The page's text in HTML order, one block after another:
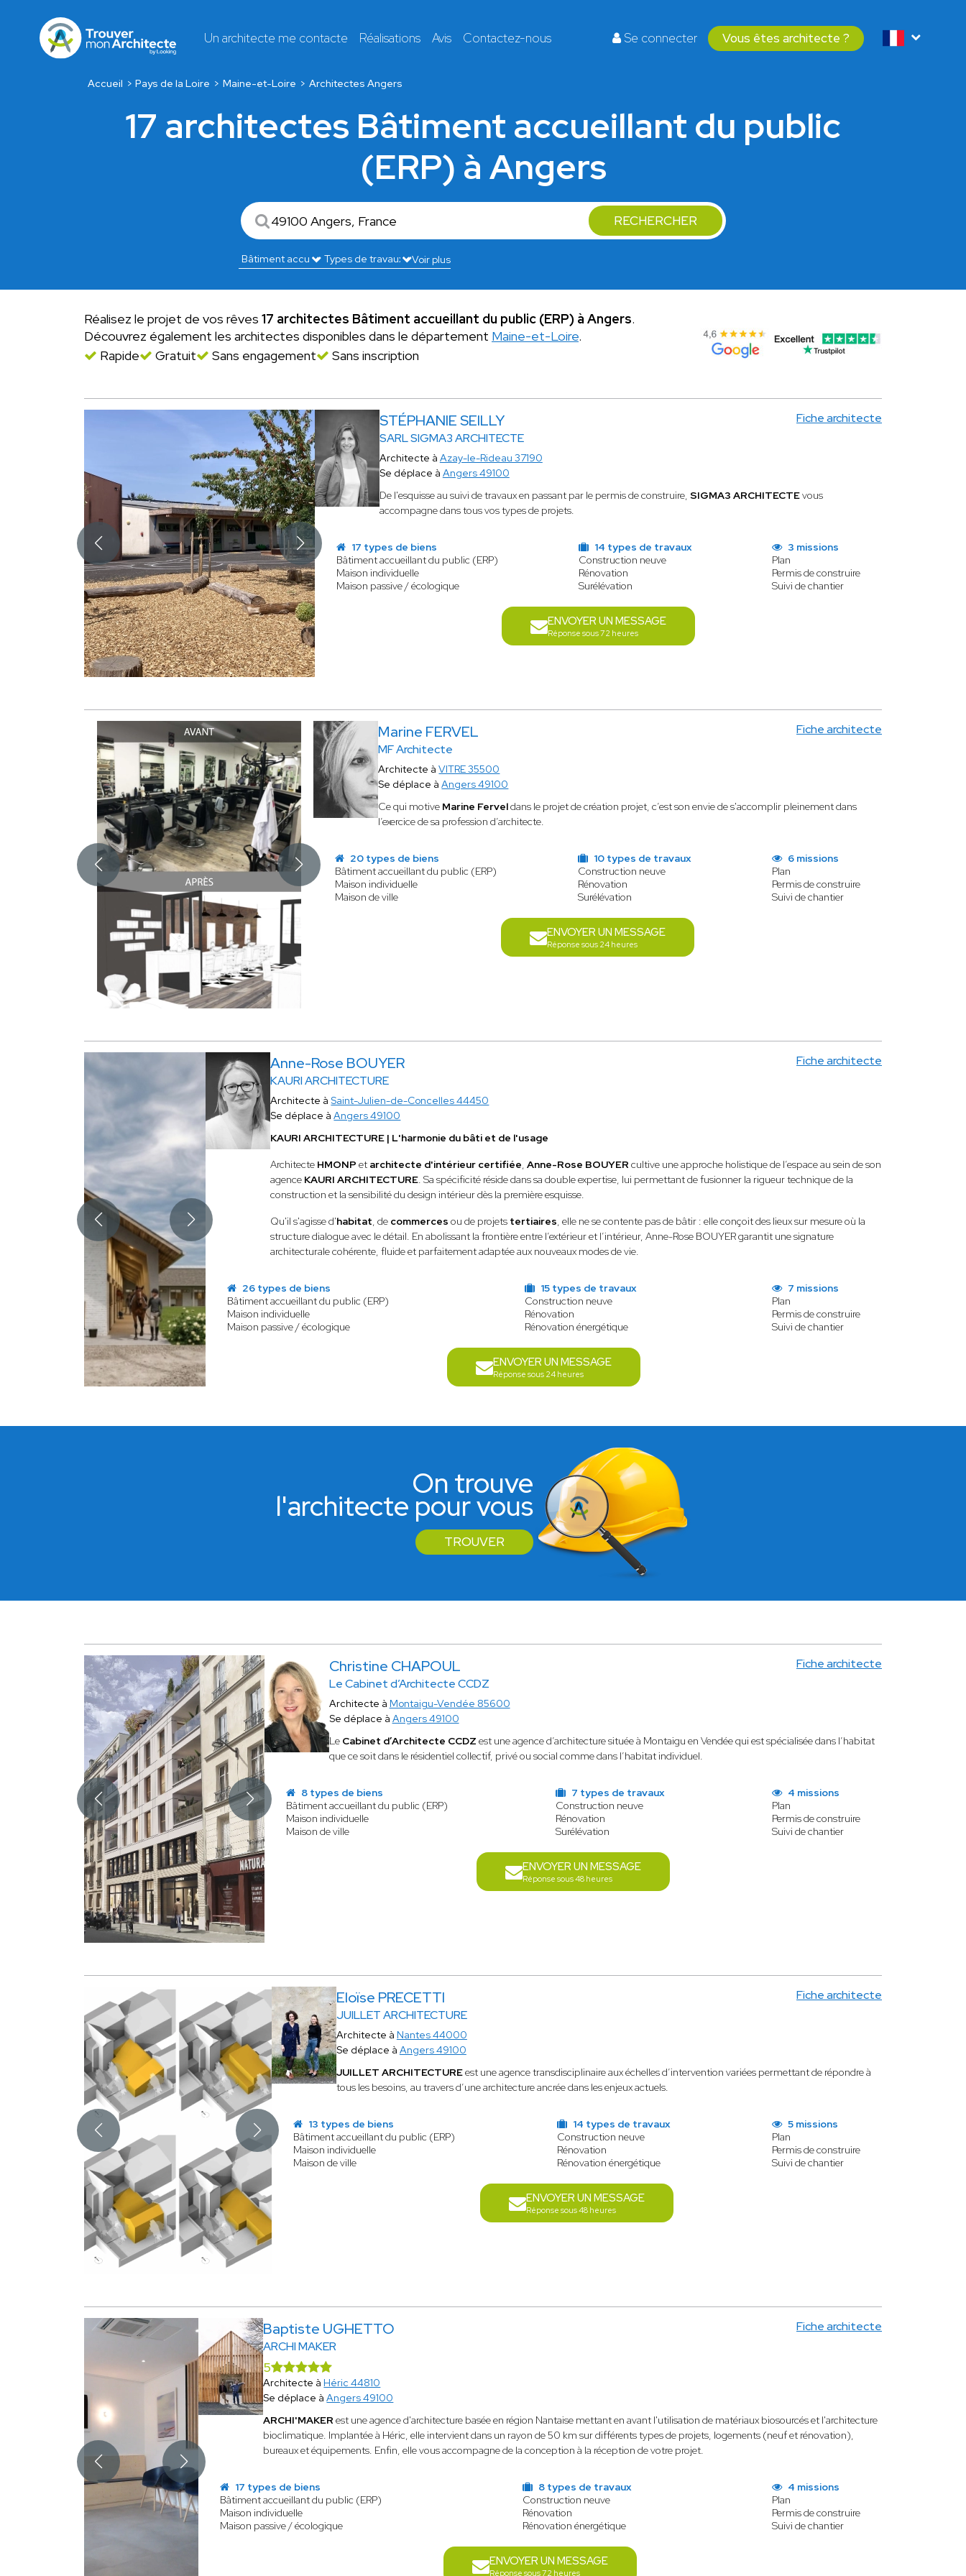
Un architecte me contacte Réalisations Avis Contactez-nous Se connecter Vous êtes architecte ?
Accueil Pays de la Loire Maine-et-Loire Architectes Angers
17 architectes Bâtiment accueillant du public
(ERP) à Angers
RECHERCHER
Voir plus
Réalisez le projet de vos rêves 17 architectes Bâtiment accueillant du public (ERP) à Angers.
Découvrez également les architectes disponibles dans le département Maine-et-Loire.
Rapide
Gratuit Sans engagement Sans inscription
STÉPHANIE SEILLY
SARL SIGMA3 ARCHITECTE
Fiche architecte
Architecte à Azay-le-Rideau 37190
Se déplace à Angers 49100
De l'esquisse au suivi de travaux en passant par le permis de construire, SIGMA3 ARCHITECTEvous
accompagne dans tous vos types de projets.
17 types de biens
Bâtiment accueillant du public (ERP)
Maison individuelle
Maison passive / écologique
14 types de travaux
Construction neuve
Rénovation
Surélévation
3 missions
Plan
Permis de construire
Suivi de chantier
ENVOYER UN MESSAGE
Réponse sous 72 heures
Marine FERVEL
MF Architecte
Fiche architecte
Architecte àVITRE 35500
Se déplace àAngers 49100
Ce qui motive Marine Ferveldans le projet de création projet, c’est son envie de s'accomplir pleinement dans
l’exercice de sa profession d’architecte.
20 types de biens
Bâtiment accueillant du public (ERP)
Maison individuelle
Maison de ville
10 types de travaux
Construction neuve
Rénovation
Surélévation
6 missions
Plan
Permis de construire
Suivi de chantier
ENVOYER UN MESSAGE
Réponse sous 24 heures
Anne-Rose BOUYER
KAURI ARCHITECTURE
Fiche architecte
Architecte àSaint-Julien-de-Concelles 44450
Se déplace àAngers 49100
KAURI ARCHITECTURE | L'harmonie du bâti et de l'usage
Architecte HMONP et architecte d'intérieur certifiée,Anne-Rose BOUYER cultive une approche holistique de l’espace au sein de son
agence KAURI ARCHITECTURE. Sa spécificité réside dans sa double expertise, lui permettant de fusionner la rigueur technique de la
construction et la sensibilité du design intérieur dès la première esquisse.
Qu'il s'agisse d'habitat, de commerces ou de projets tertiaires, elle ne se contente pas de bâtir : elle conçoit des lieux sur mesure où la
structure dialogue avec le détail. En abolissant la frontière entre l’extérieur et l’intérieur, Anne-Rose BOUYER garantit une signature
architecturale cohérente, fluide et parfaitement adaptée aux nouveaux modes de vie.
26 types de biens
Bâtiment accueillant du public (ERP)
Maison individuelle
Maison passive / écologique
15 types de travaux
Construction neuve
Rénovation
Rénovation énergétique
7 missions
Plan
Permis de construire
Suivi de chantier
ENVOYER UN MESSAGE
Réponse sous 24 heures
On trouve
l'architecte pour vous
TROUVER
Christine CHAPOUL
Le Cabinet d’Architecte CCDZ
Fiche architecte
Architecte à Montaigu-Vendée 85600
Se déplace à Angers 49100
Le Cabinet d’Architecte CCDZ est une agence d’architecture située à Montaigu en Vendée qui est spécialisée dans l’habitat
que ce soit dans le résidentiel collectif, privé ou social comme dans l’habitat individuel.
8 types de biens
Bâtiment accueillant du public (ERP)
Maison individuelle
Maison de ville
7 types de travaux
Construction neuve
Rénovation
Surélévation
4 missions
Plan
Permis de construire
Suivi de chantier
ENVOYER UN MESSAGE
Réponse sous 48 heures
Eloïse PRECETTI
JUILLET ARCHITECTURE
Fiche architecte
Architecte à Nantes 44000
Se déplace à Angers 49100
JUILLET ARCHITECTUREest une agence transdisciplinaire aux échelles d’intervention variées permettant de répondre à
tous les besoins, au travers d’une architecture ancrée dans les enjeux actuels.
13 types de biens
Bâtiment accueillant du public (ERP)
Maison individuelle
Maison de ville
14 types de travaux
Construction neuve
Rénovation
Rénovation énergétique
5 missions
Plan
Permis de construire
Suivi de chantier
ENVOYER UN MESSAGE
Réponse sous 48 heures
Baptiste UGHETTO
ARCHI MAKER
Fiche architecte
5
Architecte à Héric 44810
Se déplace àAngers 49100
ARCHI'MAKERest une agence d'architecture basée en région Nantaise mettant en avant l'utilisation de matériaux biosourcés et l'architecture
bioclimatique. Implantée à Héric, elle intervient dans un rayon de 50 km sur différents types de projets, logements (neuf et rénovation),
bureaux et équipements. Enfin, elle vous accompagne de la conception à la réception de votre projet.
17 types de biens
Bâtiment accueillant du public (ERP)
Maison individuelle
Maison passive / écologique
8 types de travaux
Construction neuve
Rénovation
Rénovation énergétique
4 missions
Plan
Permis de construire
Suivi de chantier
ENVOYER UN MESSAGE
Réponse sous 72 heures